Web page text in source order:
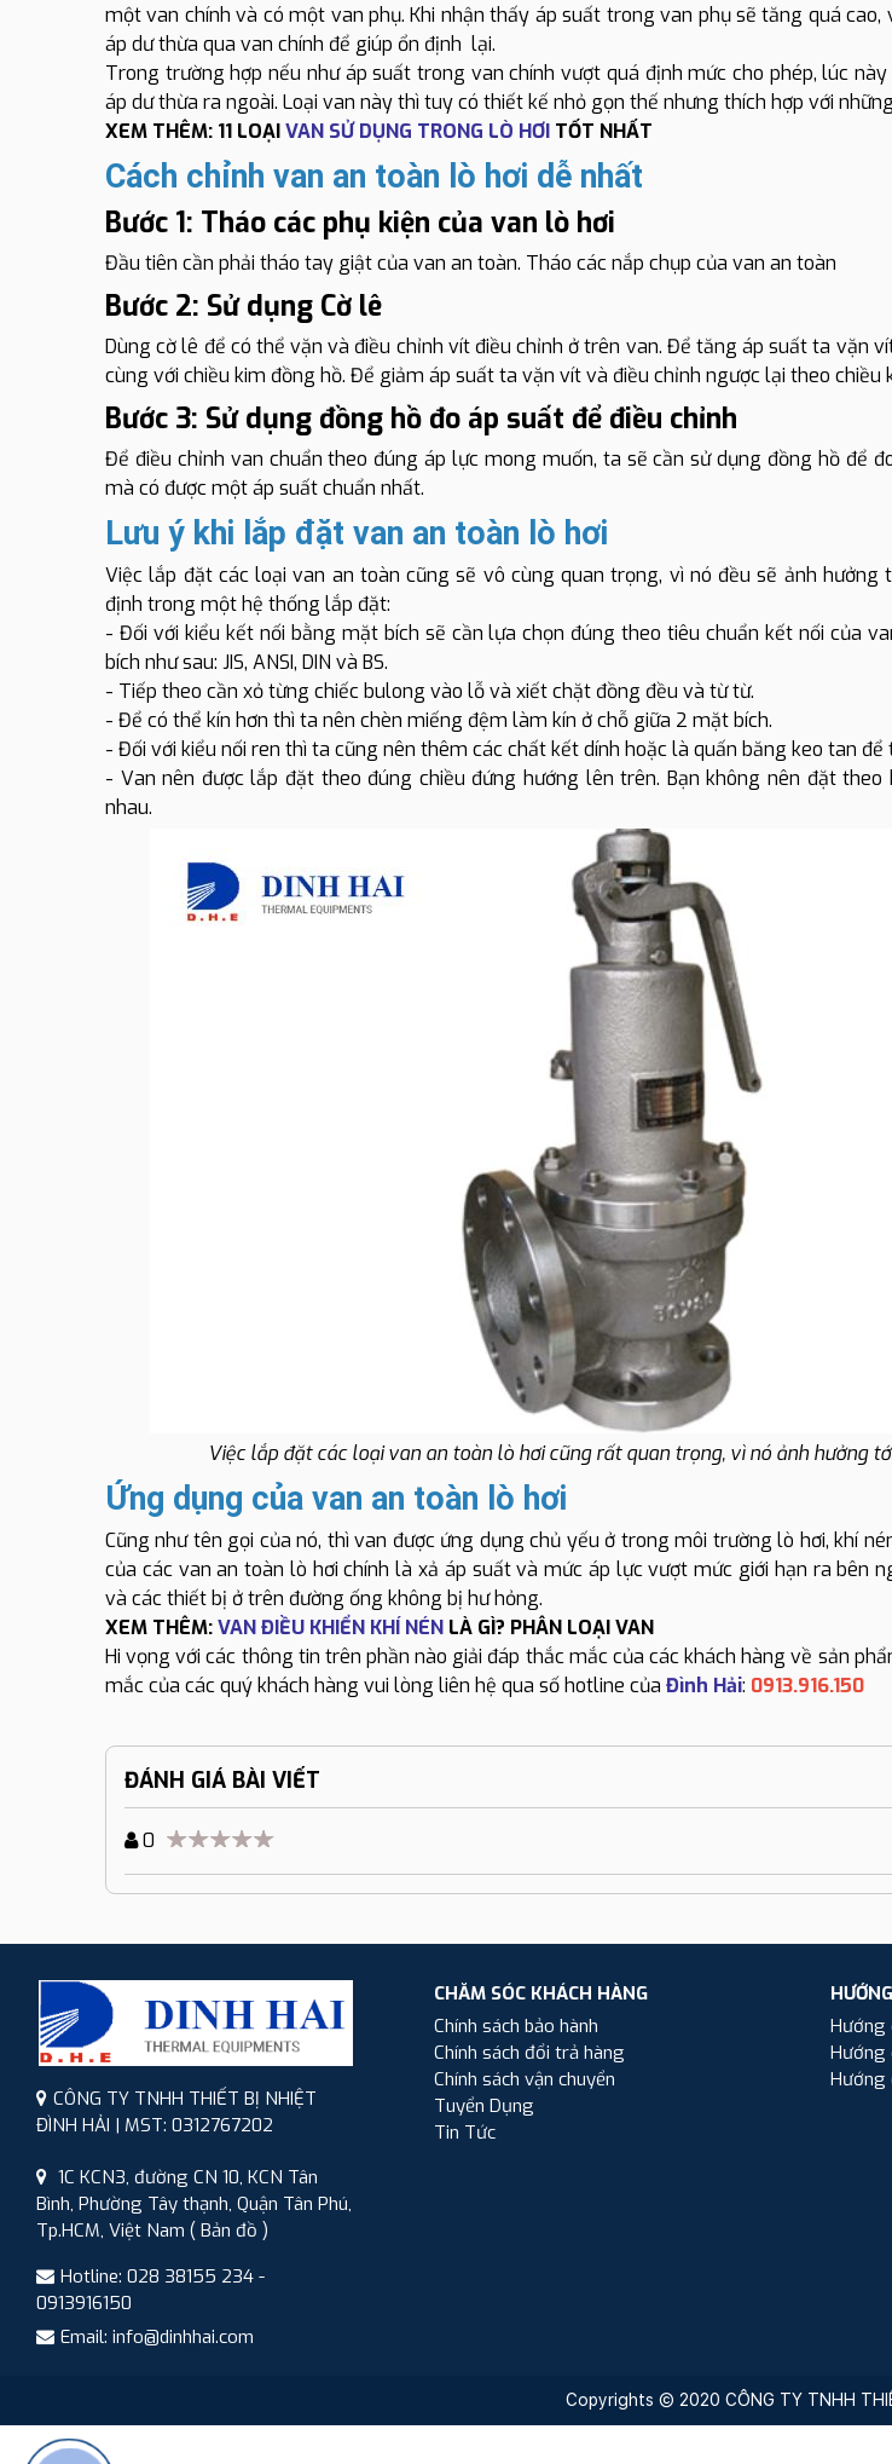
một van chính và có một van phụ. Khi nhận thấy áp suất trong van phụ sẽ tăng quá
áp dư thừa qua van chính để giúp ổn định lại.
Trong trường hợp nếu như áp suất trong van chính vượt quá định mức cho phép, lúc
áp dư thừa ra ngoài. Loại van này thì tuy có thiết kế nhỏ gọn thế nhưng thích hợp với
XEM THÊM: 11 LOẠIVAN SỬ DỤNG TRONG LÒ HƠI TỐT NHẤT
Cách chỉnh van an toàn lò hơi dễ nhất
Bước 1: Tháo các phụ kiện của van lò hơi
Đầu tiên cần phải tháo tay giật của van an toàn. Tháo các nắp chụp của van an toàn
Bước 2: Sử dụng Cờ lê
Dùng cờ lê để có thể vặn và điều chỉnh vít điều chỉnh ở trên van. Để tăng áp suất ta vặn
cùng với chiều kim đồng hồ. Để giảm áp suất ta vặn vít và điều chỉnh ngược lại theo chiều
Bước 3: Sử dụng đồng hồ đo áp suất để điều chỉnh
Để điều chỉnh van chuẩn theo đúng áp lực mong muốn, ta sẽ cần sử dụng đồng hồ để
mà có được một áp suất chuẩn nhất.
Lưu ý khi lắp đặt van an toàn lò hơi
Việc lắp đặt các loại van an toàn cũng sẽ vô cùng quan trọng, vì nó đều sẽ ảnh hưởng
định trong một hệ thống lắp đặt:
- Đối với kiểu kết nối bằng mặt bích sẽ cần lựa chọn đúng theo tiêu chuẩn kết nối của
bích như sau: JIS, ANSI, DIN và BS.
- Tiếp theo cần xỏ từng chiếc bulong vào lỗ và xiết chặt đồng đều và từ từ.
- Để có thể kín hơn thì ta nên chèn miếng đệm làm kín ở chỗ giữa 2 mặt bích.
- Đối với kiểu nối ren thì ta cũng nên thêm các chất kết dính hoặc là quấn băng keo tan để
- Van nên được lắp đặt theo đúng chiều đứng hướng lên trên. Bạn không nên đặt
nhau.
Việc lắp đặt các loại van an toàn lò hơi cũng rất quan trọng, vì nó ảnh hưởng
Ứng dụng của van an toàn lò hơi
Cũng như tên gọi của nó, thì van được ứng dụng chủ yếu ở trong môi trường lò hơi, khí
của các van an toàn lò hơi chính là xả áp suất và mức áp lực vượt mức giới hạn ra bên
và các thiết bị ở trên đường ống không bị hư hỏng.
XEM THÊM:VAN ĐIỀU KHIỂN KHÍ NÉN LÀ GÌ? PHÂN LOẠI VAN
Hi vọng với các thông tin trên phần nào giải đáp thắc mắc của các khách hàng về sản
mắc của các quý khách hàng vui lòng liên hệ qua số hotline của Đình Hải: 0913.916.150
ĐÁNH GIÁ BÀI VIẾT
0
CÔNG TY TNHH THIẾT BỊ NHIỆT
ĐÌNH HẢI | MST: 0312767202
1C KCN3, đường CN 10, KCN Tân
Bình, Phường Tây thạnh, Quận Tân Phú,
Tp.HCM, Việt Nam ( Bản đồ )
Hotline: 028 38155 234 -
0913916150
Email: info@dinhhai.com
CHĂM SÓC KHÁCH HÀNG
Chính sách bảo hành
Chính sách đổi trả hàng
Chính sách vận chuyển
Tuyển Dụng
Tin Tức
Hướng
Hướng
Hướng
Copyrights © 2020 CÔNG TY TNHH